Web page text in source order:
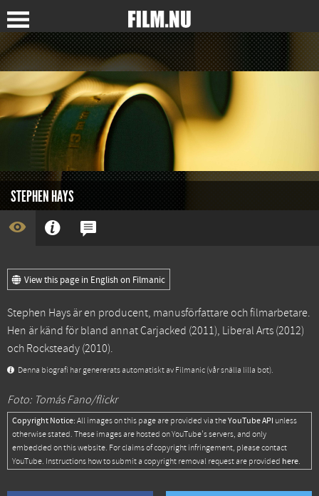
STEPHEN HAYS
View this page in English on Filmanic
Stephen Hays är en producent, manusförfattare och filmarbetare.
Hen är känd för bland annatCarjacked (2011), Liberal Arts (2012)
och Rocksteady (2010).
Denna biografi har genererats automatiskt av Filmanic (vår snälla lilla bot).
Foto: Tomás Fano/flickr
Copyright Notice: All images on this page are provided via theYouTube API unless
otherwise stated. These images are hosted on YouTube's servers, and only
embedded on this website. For claims of copyright infringement, please contact
YouTube. Instructions how to submit a copyright removal request are provided here.